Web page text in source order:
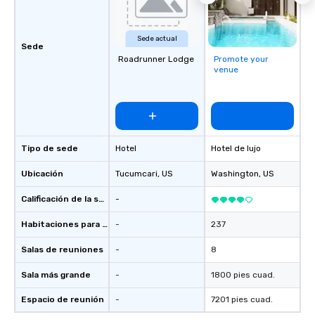
Sede
Tipo de sede
Ubicación
Calificación de la sede
Habitaciones para huéspedes
Salas de reuniones
Sala más grande
Espacio de reunión
Sede actual
Roadrunner Lodge
Hotel
Tucumcari, US
-
-
-
-
-
Promote your
venue
Hotel de lujo
Washington, US
237
8
1800 pies cuad.
7201 pies cuad.